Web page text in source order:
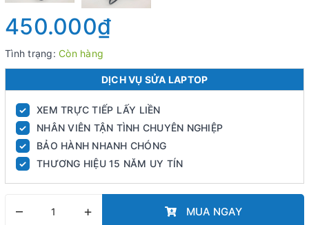
450.000₫
Tình trạng: Còn hàng
DỊCH VỤ SỬA LAPTOP
✓ XEM TRỰC TIẾP LẤY LIỀN
✓ NHÂN VIÊN TẬN TÌNH CHUYÊN NGHIỆP
✓ BẢO HÀNH NHANH CHÓNG
✓ THƯƠNG HIỆU 15 NĂM UY TÍN
– + MUA NGAY